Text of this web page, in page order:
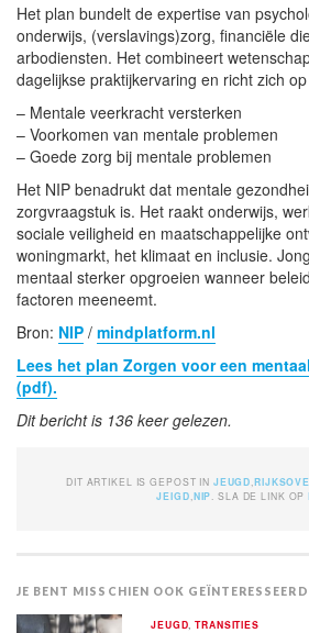
Het plan bundelt de expertise van
onderwijs, (verslavings)zorg, financiële
arbodiensten. Het combineert
dagelijkse praktijkervaring en richt zich
– Mentale veerkracht versterken
– Voorkomen van mentale problemen
– Goede zorg bij mentale problemen
Het NIP benadrukt dat mentale
zorgvraagstuk is. Het raakt onderwijs,
sociale veiligheid en maatschappelijke
woningmarkt, het klimaat en inclusie.
mentaal sterker opgroeien wanneer
factoren meeneemt.
Bron: NIP / mindplatform.nl
Lees het plan Zorgen voor een
(pdf).
Dit bericht is 136 keer gelezen.
DIT ARTIKEL IS GEPOST IN JEUGD ,
JEIGD NIP . SLA DE LINK OP
JE BENT MISSCHIEN OOK
JEUGD ,TRANSITIES